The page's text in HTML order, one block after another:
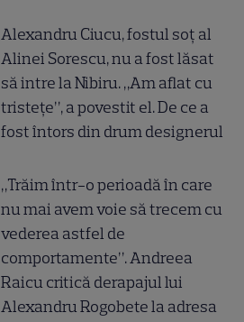
Alexandru Ciucu, fostul soț al
Alinei Sorescu, nu a fost lăsat
să intre la Nibiru. „Am aflat cu
tristețe”, a povestit el. De ce a
fost întors din drum designerul
„Trăim într-o perioadă în care
nu mai avem voie să trecem cu
vederea astfel de
comportamente”. Andreea
Raicu critică derapajul lui
Alexandru Rogobete la adresa